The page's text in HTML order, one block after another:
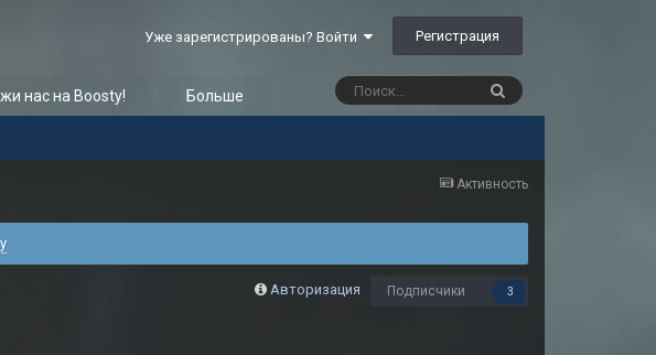
Уже зарегистрированы? Войти Регистрация
нас на Boosty! Больше
Активность
Авторизация Подписчики 3